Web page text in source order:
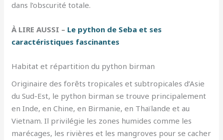
dans l’obscurité totale.
À LIRE AUSSI – Le python de Seba et ses
caractéristiques fascinantes
Habitat et répartition du python birman
Originaire des forêts tropicales et subtropicales d’Asie
du Sud-Est, le python birman se trouve principalement
en Inde, en Chine, en Birmanie, en Thaïlande et au
Vietnam. Il privilégie les zones humides comme les
marécages, les rivières et les mangroves pour se cacher